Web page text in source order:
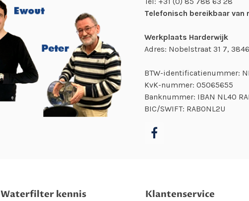
Telefonisch bereikbaar
Werkplaats Harderwijk
Adres: Nobelstraat 31 7,
BTW-identificatienummer:
KvK-nummer: 05065655
Banknummer: IBAN NL40
BIC/SWIFT: RABONL2U
Klantenservice
Waterfilter kennis